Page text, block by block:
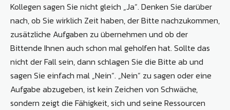
Kollegen sagen Sie nicht gleich „Ja“. Denken Sie darüber
nach, ob Sie wirklich Zeit haben, der Bitte nachzukommen,
zusätzliche Aufgaben zu übernehmen und ob der
Bittende Ihnen auch schon mal geholfen hat. Sollte das
nicht der Fall sein, dann schlagen Sie die Bitte ab und
sagen Sie einfach mal „Nein“. „Nein“ zu sagen oder eine
Aufgabe abzugeben, ist kein Zeichen von Schwäche,
sondern zeigt die Fähigkeit, sich und seine Ressourcen